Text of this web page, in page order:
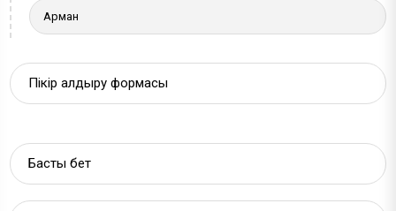
Арман
Пікір қалдыру формасы
Басты бет